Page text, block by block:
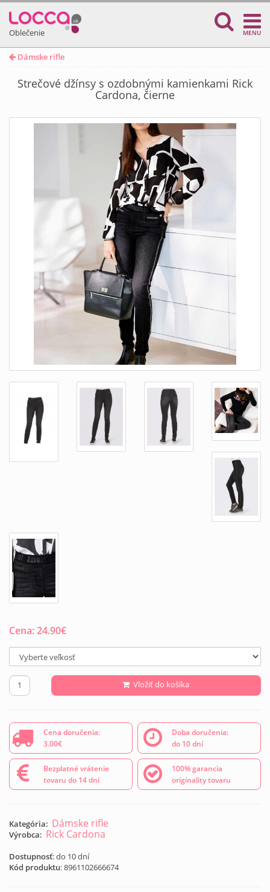
Oblečenie MENU
Dámske rifle
Strečové džínsy s ozdobnými kamienkami Rick
Cardona, čierne
Cena:24.90€
Vložiť do košíka
Cena doručenia:
3.00€
Doba doručenia:
do 10 dní
Bezplatné vrátenie
tovaru do 14 dní
100% garancia
originality tovaru
Kategória: Dámske rifle
Výrobca: Rick Cardona
Dostupnosť: do 10 dní
Kód produktu:8961102666674